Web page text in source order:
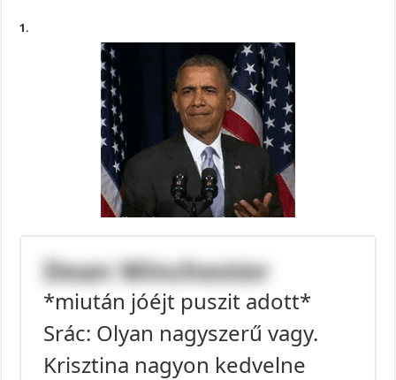
1.
Dean Winchester
*miután jóéjt puszit adott*
Srác: Olyan nagyszerű vagy.
Krisztina nagyon kedvelne